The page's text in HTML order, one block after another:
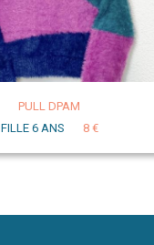
PULL DPAM
FILLE 6 ANS
8 €